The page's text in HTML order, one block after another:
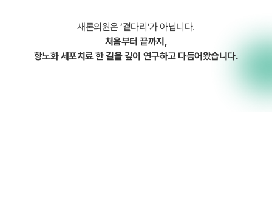
새론의원은 ‘곁다리’가 아닙니다.
처음부터 끝까지,
항노화 세포치료 한 길을 깊이 연구하고 다듬어왔습니다.